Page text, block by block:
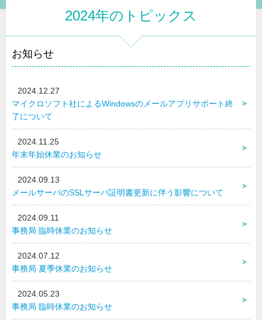
2024年のトピックス
お知らせ
2024.12.27
マイクロソフト社によるWindowsのメールアプリサポート終
了について
2024.11.25
年末年始休業のお知らせ
2024.09.13
メールサーバのSSLサーバ証明書更新に伴う影響について
2024.09.11
事務局 臨時休業のお知らせ
2024.07.12
事務局 夏季休業のお知らせ
2024.05.23
事務局 臨時休業のお知らせ